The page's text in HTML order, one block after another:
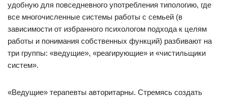
удобную для повседневного употребления типологию, где
все многочисленные системы работы с семьей (в
зависимости от избранного психологом подхода к целям
работы и понимания собственных функций) разбивают на
три группы: «ведущие», «реагирующие» и «чистильщики
систем».
«Ведущие» терапевты авторитарны. Стремясь создать